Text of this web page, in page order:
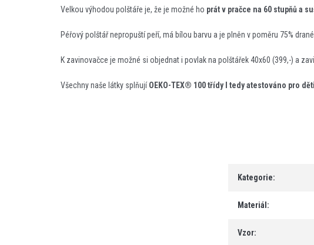
Velkou výhodou polštáře je, že je možné ho prát v pračce na 60 stupňů a
Péřový polštář nepropuští peří, má bílou barvu a je plněn v poměru 75%
K zavinovačce je možné si objednat i povlak na polštářek 40x60 (399,-) a
Všechny naše látky splňujíOEKO-TEX® 100 třídy I tedy atestováno pro
Kategorie:
Materiál:
Vzor: